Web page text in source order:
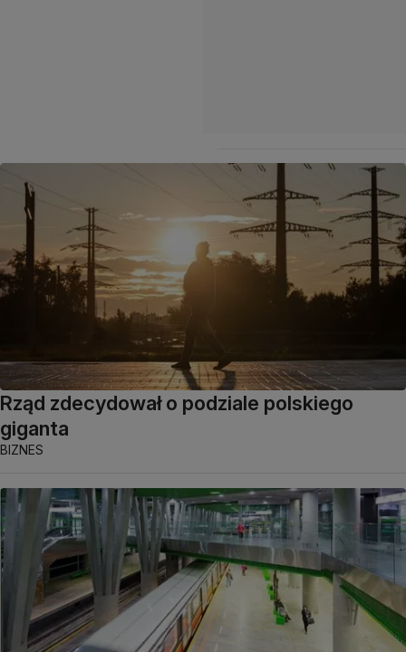
Rząd zdecydował o podziale polskiego
giganta
BIZNES